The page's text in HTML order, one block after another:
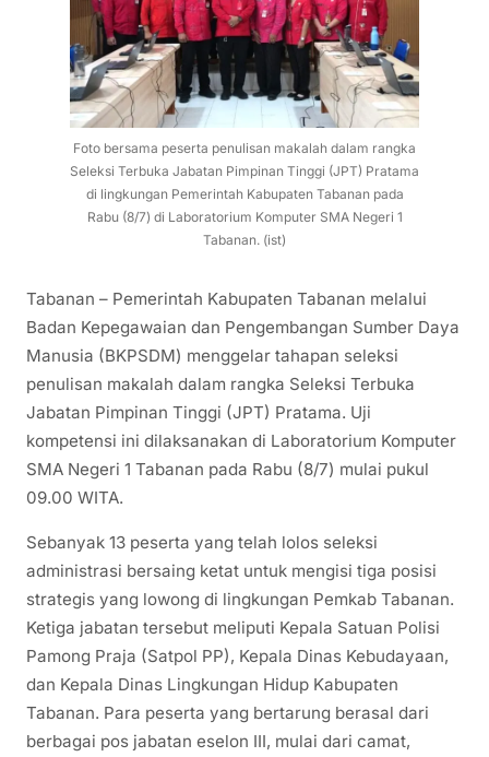
Foto bersama peserta penulisan makalah dalam rangka
Seleksi Terbuka Jabatan Pimpinan Tinggi (JPT) Pratama
di lingkungan Pemerintah Kabupaten Tabanan pada
Rabu (8/7) di Laboratorium Komputer SMA Negeri 1
Tabanan. (ist)
Tabanan – Pemerintah Kabupaten Tabanan melalui
Badan Kepegawaian dan Pengembangan Sumber Daya
Manusia (BKPSDM) menggelar tahapan seleksi
penulisan makalah dalam rangka Seleksi Terbuka
Jabatan Pimpinan Tinggi (JPT) Pratama. Uji
kompetensi ini dilaksanakan di Laboratorium Komputer
SMA Negeri 1 Tabanan pada Rabu (8/7) mulai pukul
09.00 WITA.
Sebanyak 13 peserta yang telah lolos seleksi
administrasi bersaing ketat untuk mengisi tiga posisi
strategis yang lowong di lingkungan Pemkab Tabanan.
Ketiga jabatan tersebut meliputi Kepala Satuan Polisi
Pamong Praja (Satpol PP), Kepala Dinas Kebudayaan,
dan Kepala Dinas Lingkungan Hidup Kabupaten
Tabanan. Para peserta yang bertarung berasal dari
berbagai pos jabatan eselon III, mulai dari camat,